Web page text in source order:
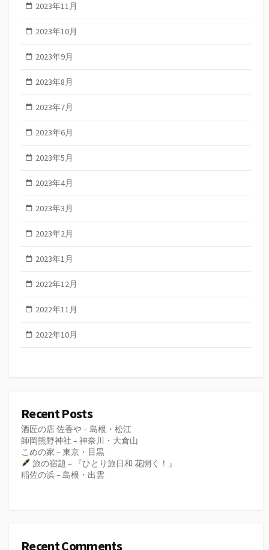
2023年11月
2023年10月
2023年9月
2023年8月
2023年7月
2023年6月
2023年5月
2023年4月
2023年3月
2023年2月
2023年1月
2022年12月
2022年11月
2022年10月
Recent Posts
酒匠の店 佐香や – 島根・松江
師岡熊野神社 – 神奈川・大倉山
こめの家 – 東京・目黒
旅の宿題 – 『ひとり旅日和 花開く！』
稲佐の浜 – 島根・出雲
Recent Comments